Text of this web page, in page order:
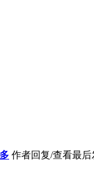
作者回复/查看最后